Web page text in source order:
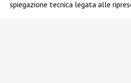
spiegazione tecnica legata alle